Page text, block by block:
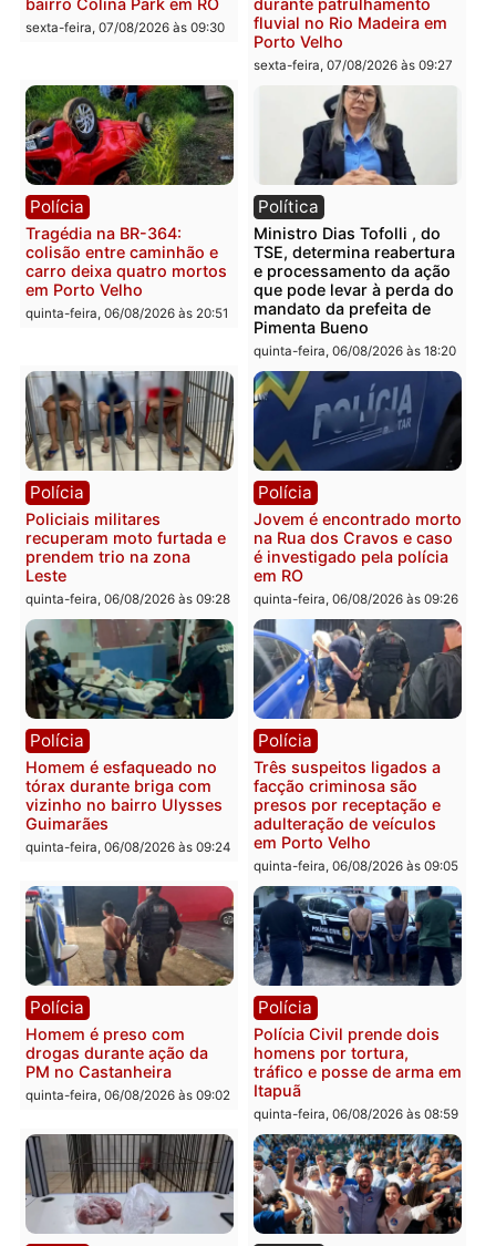
Polícia
Casal é preso pela PRF
com mais de 72 quilos de
mercúrio escondidos em
estepe em Porto Velho
sexta-feira, 07/08/2026 às 09:38
Polícia
Polícia Civil deflagra
operação contra facção
criminosa que atacava
provedores de internet
Rondônia
sexta-feira, 07/08/2026 às
Polícia
Homem é encontrado
morto em residência no
bairro Colina Park em RO
sexta-feira, 07/08/2026 às 09:30
Polícia
Polícia Militar apreende
explosivos e
durante patrulhamento
fluvial no Rio Madeira em
Porto Velho
sexta-feira, 07/08/2026 às
Polícia
Tragédia na BR-364:
colisão entre caminhão e
carro deixa quatro mortos
em Porto Velho
Política
Ministro Dias Tofolli , do
TSE, determina
e processamento da
que pode levar à perda
mandato da prefeita de
Pimenta Bueno
quinta-feira, 06/08/2026 às
Polícia
Policiais militares
prendem trio na zona
Leste
quinta-feira, 06/08/2026 às 09:28
Polícia
Jovem é encontrado
na Rua dos Cravos e
é investigado pela
em RO
quinta-feira, 06/08/2026 às